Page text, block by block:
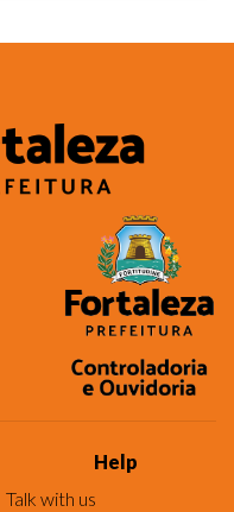
Help
Talk with us